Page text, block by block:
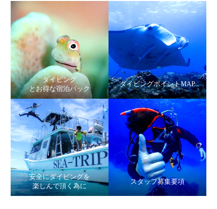
ダイビング
とお得な宿泊パック
ダイビングポイントMAP
安全にダイビングを
楽しんで頂く為に
スタッフ募集要項